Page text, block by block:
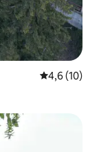
4,6 (10)